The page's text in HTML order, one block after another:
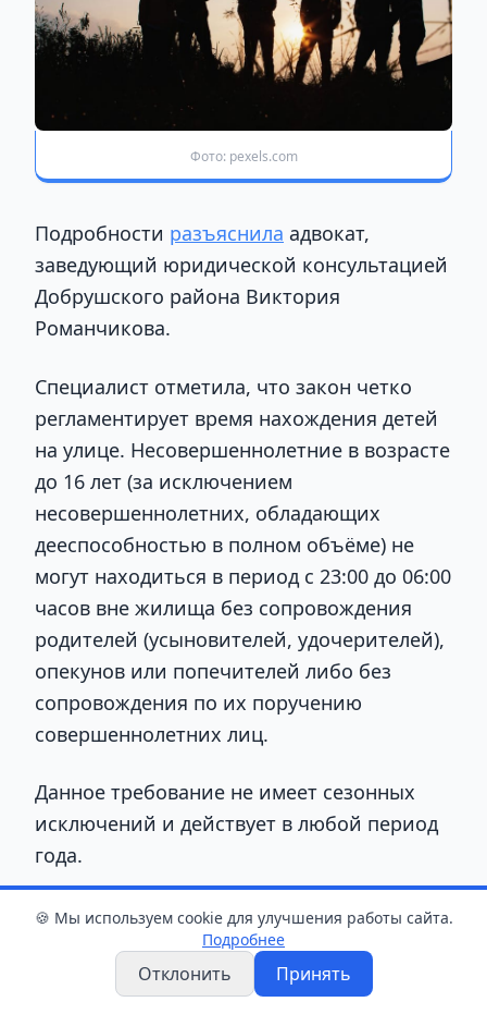
Фото: pexels.com
Подробности разъяснила адвокат,
заведующий юридической консультацией
Добрушского района Виктория
Романчикова.
Специалист отметила, что закон четко
регламентирует время нахождения детей
на улице. Несовершеннолетние в возрасте
до 16 лет (за исключением
несовершеннолетних, обладающих
дееспособностью в полном объёме) не
могут находиться в период с 23:00 до 06:00
часов вне жилища без сопровождения
родителей (усыновителей, удочерителей),
опекунов или попечителей либо без
сопровождения по их поручению
совершеннолетних лиц.
Данное требование не имеет сезонных
исключений и действует в любой период
года.
За невыполнение родителями или
лицами, их заменяющими, обязанностей
по сопровождению несовершеннолетнего
🍪 Мы используем cookie для улучшения работы сайта.
Подробнее
Отклонить Принять